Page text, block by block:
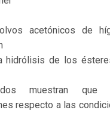
acetónicos de
hidrólisis de los
muestran
respecto a las